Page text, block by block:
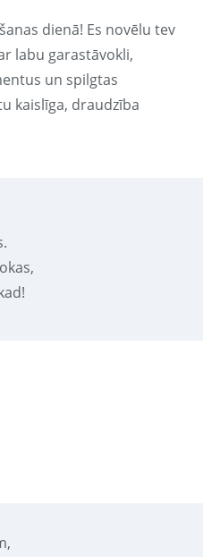
dienā! Es novēlu tev
labu garastāvokli,
un spilgtas
kaislīga, draudzība